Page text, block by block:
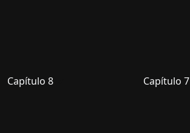
Capítulo 8 Capítulo 7